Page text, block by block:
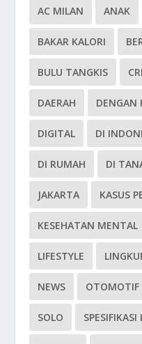
AC MILAN ANAK
BAKAR KALORI
BULU TANGKIS
DAERAH DENGAN
DIGITAL DI
DI RUMAH DI
JAKARTA KASUS
KESEHATAN MENTAL
LIFESTYLE
NEWS OTOMOTIF
SOLO SPESIFIKASI